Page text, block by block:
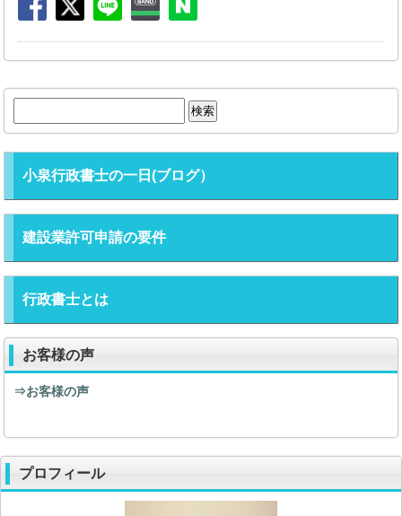
索:
小泉行政書士の一日(ブログ）
建設業許可申請の要件
行政書士とは
お客様の声
⇒お客様の声
プロフィール